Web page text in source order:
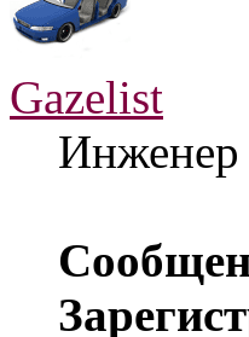
Gazelist
Инженер